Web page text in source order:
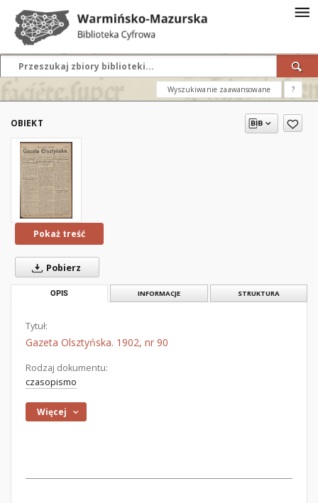
Wyszukiwanie zaawansowane ?
OBIEKT
Pokaż treść
Pobierz
OPIS INFORMACJE STRUKTURA
Tytuł:
Gazeta Olsztyńska. 1902, nr 90
Rodzaj dokumentu:
czasopismo
Więcej